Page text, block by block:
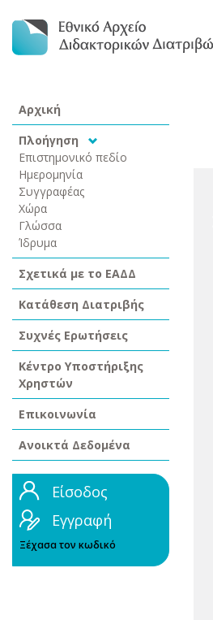
Αρχική
Πλοήγηση
Επιστημονικό πεδίο
Ημερομηνία
Συγγραφέας
Χώρα
Γλώσσα
Ίδρυμα
Σχετικά με το ΕΑΔΔ
Κατάθεση Διατριβής
Συχνές Ερωτήσεις
Κέντρο Υποστήριξης
Χρηστών
Επικοινωνία
Ανοικτά Δεδομένα
Είσοδος
Εγγραφή
Ξέχασα τον κωδικό